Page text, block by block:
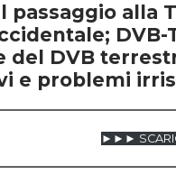
passaggio alla
DVB-
del DVB
e problemi
►►►